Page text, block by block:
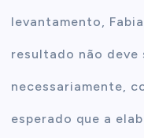
levantamento,
resultado não deve
necessariamente,
esperado que a